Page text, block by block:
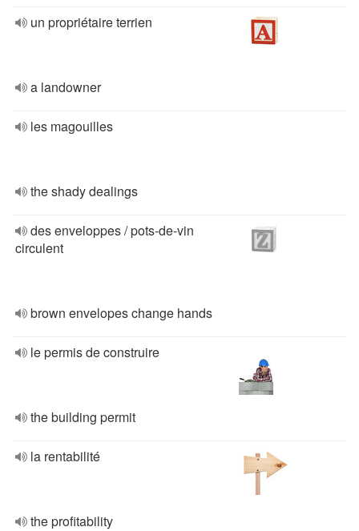
un propriétaire terrien
a landowner
les magouilles
the shady dealings
des enveloppes / pots-de-vin
circulent
brown envelopes change hands
le permis de construire
the building permit
la rentabilité
the profitability